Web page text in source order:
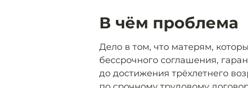
В чём проблема
Дело в том, что матерям,
бессрочного соглашения,
до достижения трёхлетнего